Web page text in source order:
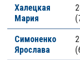
Халецкая
Мария
Симоненко
Ярослава